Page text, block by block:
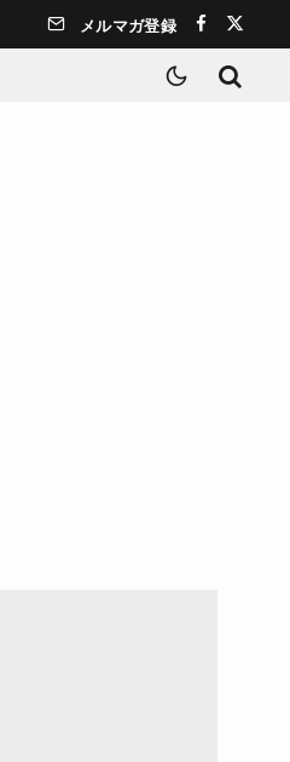
メルマガ登録